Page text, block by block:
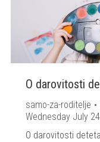
O darovitosti
samo-za-roditelje
Wednesday July
O darovitosti